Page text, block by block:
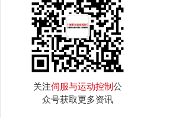
关注伺服与运动控制公
众号获取更多资讯